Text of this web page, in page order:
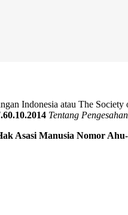
Indonesia atau The
Tentang
Asasi Manusia Nomor